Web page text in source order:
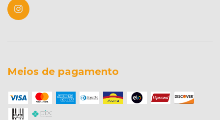
Meios de pagamento